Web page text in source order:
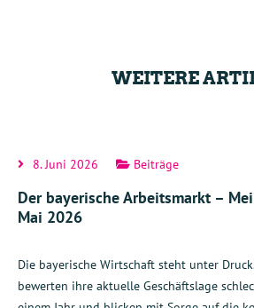
WEITERE
8. Juni 2026 Beiträge
Der bayerische Arbeitsmarkt –
Mai 2026
Die bayerische Wirtschaft steht unter
bewerten ihre aktuelle Geschäftslage